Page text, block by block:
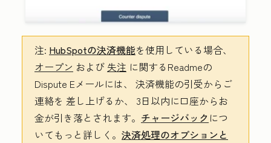
注: HubSpotの決済機能を使用している場合、
オープン および 失注 に関するReadmeの
Dispute Eメールには、 決済機能の引受からご
連絡を 差し上げるか、 3日以内に口座からお
金が引き落とされます。 チャージバック につ
いてもっと詳しく。 決済処理のオプションと